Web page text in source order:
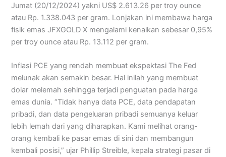
Jumat (20/12/2024) yakni US$ 2.613.26 per troy ounce
atau Rp. 1.338.043 per gram. Lonjakan ini membawa harga
fisik emas JFXGOLD X mengalami kenaikan sebesar 0,95%
per troy ounce atau Rp. 13.112 per gram.
Inflasi PCE yang rendah membuat ekspektasi The Fed
melunak akan semakin besar. Hal inilah yang membuat
dolar melemah sehingga terjadi penguatan pada harga
emas dunia. “Tidak hanya data PCE, data pendapatan
pribadi, dan data pengeluaran pribadi semuanya keluar
lebih lemah dari yang diharapkan. Kami melihat orang-
orang kembali ke pasar emas di sini dan membangun
kembali posisi,” ujar Phillip Streible, kepala strategi pasar di